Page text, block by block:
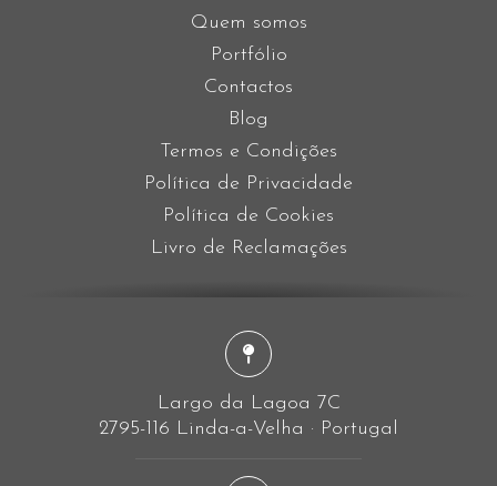
Quem somos
Portfólio
Contactos
Blog
Termos e Condições
Política de Privacidade
Política de Cookies
Livro de Reclamações
Largo da Lagoa 7C
2795-116 Linda-a-Velha · Portugal